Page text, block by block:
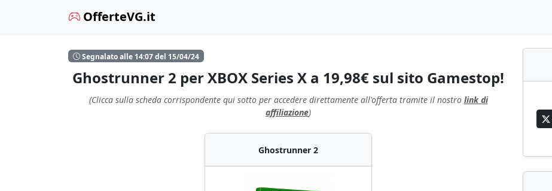
OfferteVG.it
Segnalato alle 14:07 del 15/04/24
Ghostrunner 2 per XBOX Series X a 19,98€ sul sito Gamestop!
(Clicca sulla scheda corrispondente qui sotto per accedere direttamente all'offerta tramite il nostro link di
affiliazione)
Ghostrunner 2